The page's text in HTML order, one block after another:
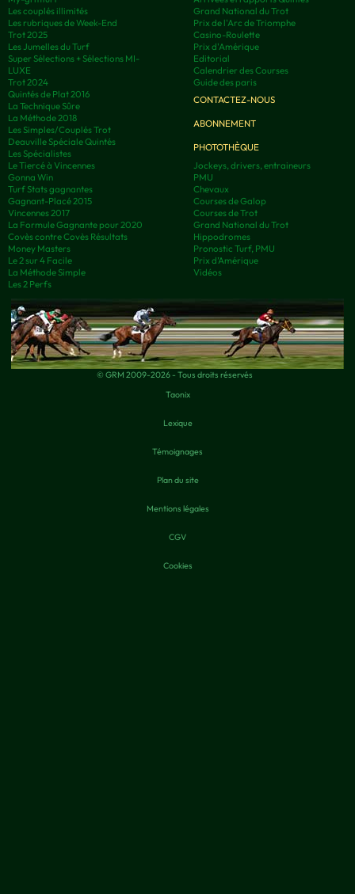
Les couplés illimités
Les rubriques de Week-End
Trot 2025
Les Jumelles du Turf
Super Sélections + Sélections MI-
LUXE
Trot 2024
Quintés de Plat 2016
La Technique Sûre
La Méthode 2018
Les Simples/Couplés Trot
Deauville Spéciale Quintés
Les Spécialistes
Le Tiercé à Vincennes
Gonna Win
Turf Stats gagnantes
Gagnant-Placé 2015
Vincennes 2017
La Formule Gagnante pour 2020
Covès contre Covès Résultats
Money Masters
Le 2 sur 4 Facile
La Méthode Simple
Les 2 Perfs
Grand National du Trot
Prix de l'Arc de Triomphe
Casino-Roulette
Prix d'Amérique
Editorial
Calendrier des Courses
Guide des paris
CONTACTEZ-NOUS
ABONNEMENT
PHOTOTHÈQUE
Jockeys, drivers, entraineurs
PMU
Chevaux
Courses de Galop
Courses de Trot
Grand National du Trot
Hippodromes
Pronostic Turf, PMU
Prix d’Amérique
Vidéos
© GRM 2009-2026 - Tous droits réservés
Taonix
Lexique
Témoignages
Plan du site
Mentions légales
CGV
Cookies